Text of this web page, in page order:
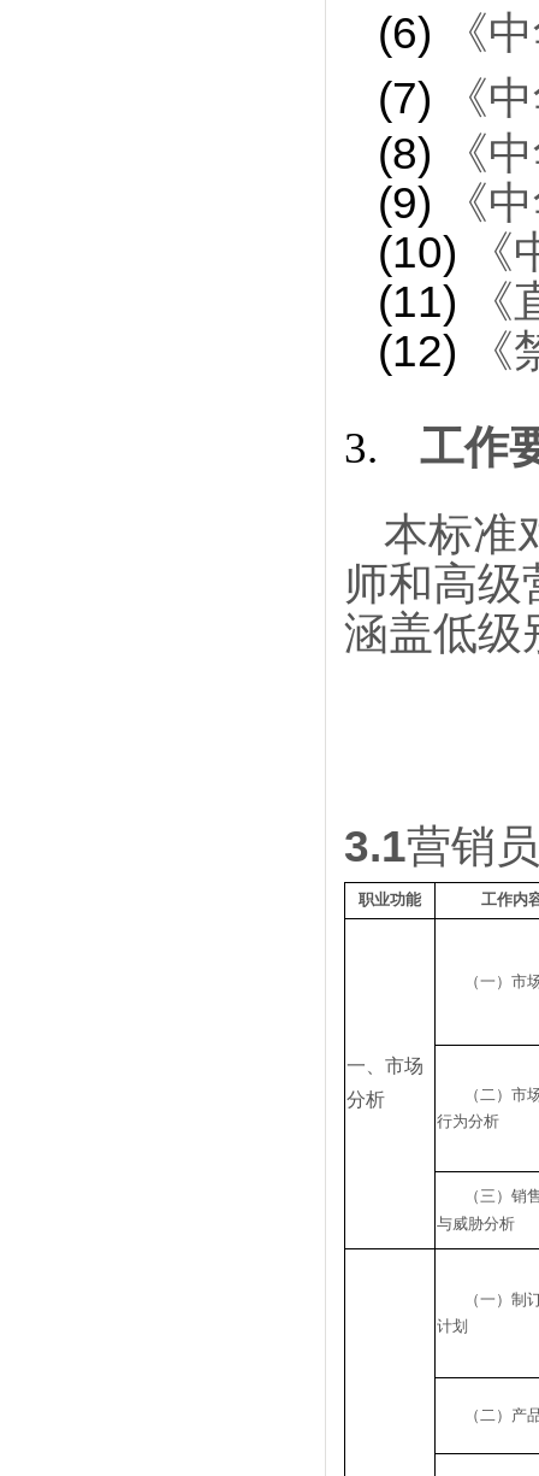
(6)
《
(7)
《
(8)
《
(9)
《
(10)
(11)
(12)
3.
工作
本标准
师和高级
涵盖低级
3.1营销员
职业功能 工作内
一、市场
分析
（一）市
（二）市
行为分析
（三）销
与威胁分析
（一）制
计划
（二）产